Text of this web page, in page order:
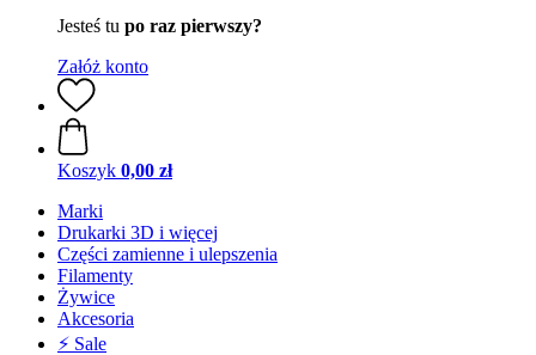
Jesteś tu po raz pierwszy?
Załóż konto
Koszyk 0,00 zł
Marki
Drukarki 3D i więcej
Części zamienne i ulepszenia
Filamenty
Żywice
Akcesoria
⚡ Sale